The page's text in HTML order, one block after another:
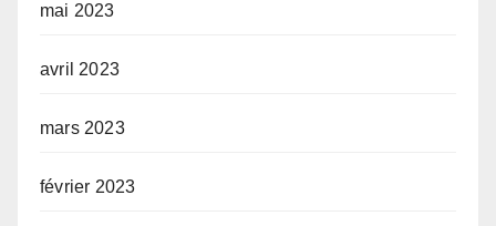
mai 2023
avril 2023
mars 2023
février 2023